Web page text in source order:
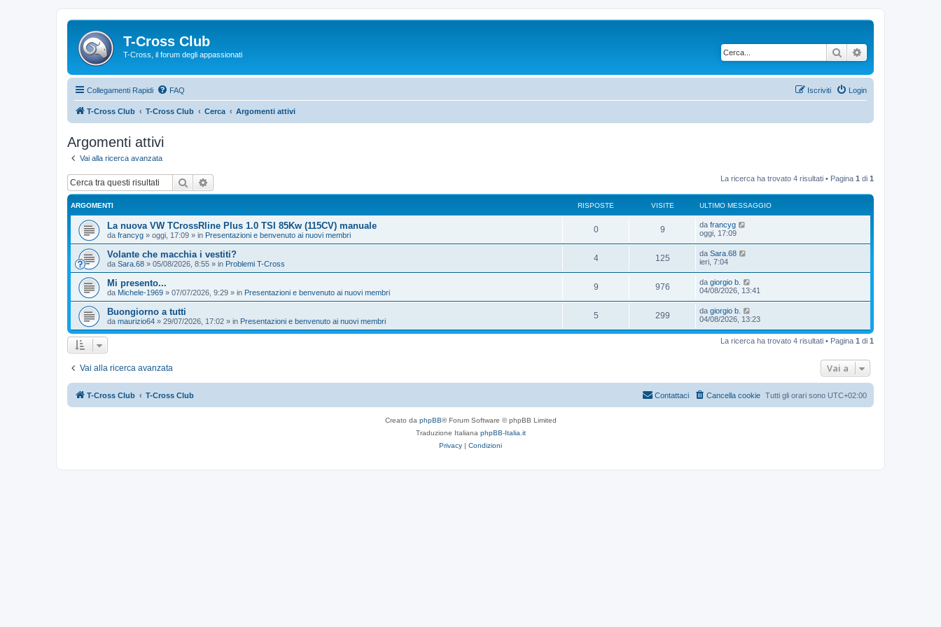
T-Cross Club
T-Cross, il forum degli appassionati Cerca
Collegamenti Rapidi FAQ Login
Iscriviti
T-Cross Club T-Cross Club Cerca Argomenti attivi
Argomenti attivi
Vai alla ricerca avanzata
Cerca La ricerca ha trovato 4 risultati • Pagina 1 di 1
ARGOMENTI RISPOSTE VISITE ULTIMO MESSAGGIO
La nuova VW TCrossRline Plus 1.0 TSI 85Kw (115CV) manuale
da francyg » oggi, 17:09 » in Presentazioni e benvenuto ai nuovi membri
0 9 da francyg
oggi, 17:09
Volante che macchia i vestiti?
da Sara.68 » 05/08/2026, 8:55 » in Problemi T-Cross
4 125 da Sara.68
ieri, 7:04
Mi presento...
da Michele-1969 » 07/07/2026, 9:29 » in Presentazioni e benvenuto ai nuovi membri
9 976 da giorgio b.
04/08/2026, 13:41
Buongiorno a tutti
da maurizio64 » 29/07/2026, 17:02 » in Presentazioni e benvenuto ai nuovi membri
5 299 da giorgio b.
04/08/2026, 13:23
La ricerca ha trovato 4 risultati • Pagina 1 di 1
Vai alla ricerca avanzata Vai a
T-Cross Club T-Cross Club Tutti gli orari sono UTC+02:00
Cancella cookie
Contattaci
Creato da phpBB® Forum Software © phpBB Limited
Traduzione Italiana phpBB-Italia.it
Privacy | Condizioni